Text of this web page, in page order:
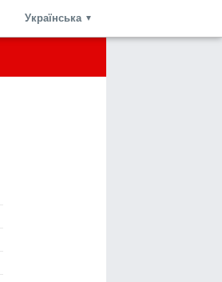
Українська ▼